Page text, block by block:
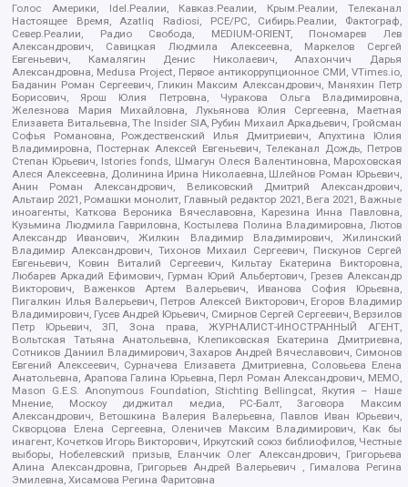
Голос Америки, Idel.Реалии, Кавказ.Реалии, Крым.Реалии, Телеканал
Настоящее Время, Azatliq Radiosi, PCE/PC, Сибирь.Реалии, Фактограф,
Север.Реалии, Радио Свобода, MEDIUM-ORIENT, Пономарев Лев
Александрович, Савицкая Людмила Алексеевна, Маркелов Сергей
Евгеньевич, Камалягин Денис Николаевич, Апахончич Дарья
Александровна, Medusa Project, Первое антикоррупционное СМИ, VTimes.io,
Баданин Роман Сергеевич, Гликин Максим Александрович, Маняхин Петр
Борисович, Ярош Юлия Петровна, Чуракова Ольга Владимировна,
Железнова Мария Михайловна, Лукьянова Юлия Сергеевна, Маетная
Елизавета Витальевна, The Insider SIA, Рубин Михаил Аркадьевич, Гройсман
Софья Романовна, Рождественский Илья Дмитриевич, Апухтина Юлия
Владимировна, Постернак Алексей Евгеньевич, Телеканал Дождь, Петров
Степан Юрьевич, Istories fonds, Шмагун Олеся Валентиновна, Мароховская
Алеся Алексеевна, Долинина Ирина Николаевна, Шлейнов Роман Юрьевич,
Анин Роман Александрович, Великовский Дмитрий Александрович,
Альтаир 2021, Ромашки монолит, Главный редактор 2021, Вега 2021, Важные
иноагенты, Каткова Вероника Вячеславовна, Карезина Инна Павловна,
Кузьмина Людмила Гавриловна, Костылева Полина Владимировна, Лютов
Александр Иванович, Жилкин Владимир Владимирович, Жилинский
Владимир Александрович, Тихонов Михаил Сергеевич, Пискунов Сергей
Евгеньевич, Ковин Виталий Сергеевич, Кильтау Екатерина Викторовна,
Любарев Аркадий Ефимович, Гурман Юрий Альбертович, Грезев Александр
Викторович, Важенков Артем Валерьевич, Иванова София Юрьевна,
Пигалкин Илья Валерьевич, Петров Алексей Викторович, Егоров Владимир
Владимирович, Гусев Андрей Юрьевич, Смирнов Сергей Сергеевич, Верзилов
Петр Юрьевич, ЗП, Зона права, ЖУРНАЛИСТ-ИНОСТРАННЫЙ АГЕНТ,
Вольтская Татьяна Анатольевна, Клепиковская Екатерина Дмитриевна,
Сотников Даниил Владимирович, Захаров Андрей Вячеславович, Симонов
Евгений Алексеевич, Сурначева Елизавета Дмитриевна, Соловьева Елена
Анатольевна, Арапова Галина Юрьевна, Перл Роман Александрович, МЕМО,
Mason G.E.S. Anonymous Foundation, Stichting Bellingcat, Якутия – Наше
Мнение, Москоу диджитал медиа, РС-Балт, Заговора Максим
Александрович, Ветошкина Валерия Валерьевна, Павлов Иван Юрьевич,
Скворцова Елена Сергеевна, Оленичев Максим Владимирович, Как бы
инагент, Кочетков Игорь Викторович, Иркутский союз библиофилов, Честные
выборы, Нобелевский призыв, Еланчик Олег Александрович, Григорьева
Алина Александровна, Григорьев Андрей Валерьевич , Гималова Регина
Эмилевна, Хисамова Регина Фаритовна